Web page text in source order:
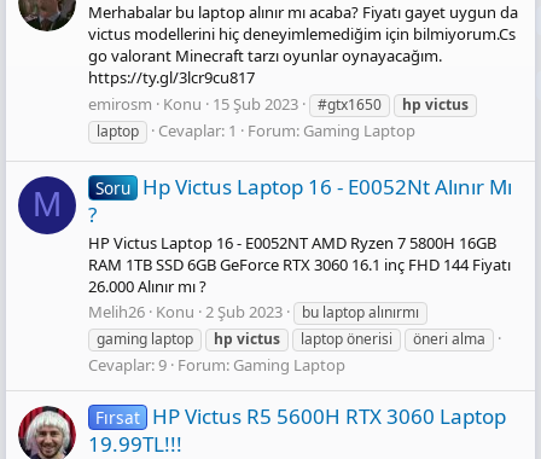
Merhabalar bu laptop alınır mı acaba? Fiyatı gayet uygun da
victus modellerini hiç deneyimlemediğim için bilmiyorum.Cs
go valorant Minecraft tarzı oyunlar oynayacağım.
https://ty.gl/3lcr9cu817
emirosm
Konu 15 Şub 2023 #gtx1650 hp victus
laptop
Cevaplar: 1 Forum: Gaming Laptop
M Soru Hp Victus Laptop 16 - E0052Nt Alınır Mı
?
HP Victus Laptop 16 - E0052NT AMD Ryzen 7 5800H 16GB
RAM 1TB SSD 6GB GeForce RTX 3060 16.1 inç FHD 144 Fiyatı
26.000 Alınır mı ?
Melih26 Konu 2 Şub 2023
bu laptop alınırmı
gaming laptop
hp victus laptop önerisi öneri alma
Cevaplar: 9 Forum: Gaming Laptop
Fırsat HP Victus R5 5600H RTX 3060 Laptop
19.99TL!!!